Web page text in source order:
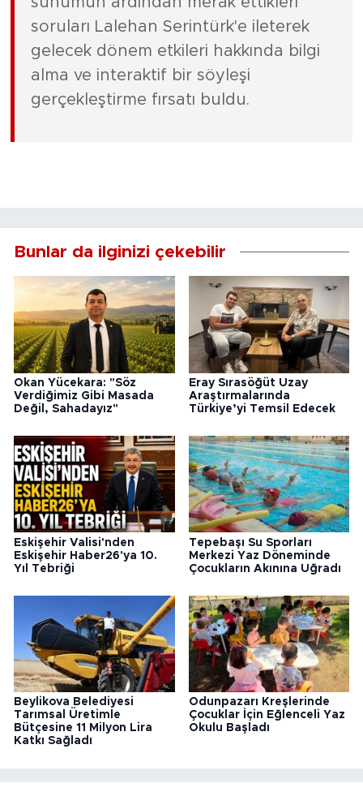
soruları Lalehan Serintürk'e ileterek
gelecek dönem etkileri hakkında bilgi
alma ve interaktif bir söyleşi
gerçekleştirme fırsatı buldu.
Bunlar da ilginizi çekebilir
Okan Yücekara: "Söz
Verdiğimiz Gibi Masada
Değil, Sahadayız"
Eray Sırasöğüt Uzay
Araştırmalarında
Türkiye’yi Temsil Edecek
Eskişehir Valisi'nden
Eskişehir Haber26'ya 10.
Yıl Tebriği
Tepebaşı Su Sporları
Merkezi Yaz Döneminde
Çocukların Akınına Uğradı
Beylikova Belediyesi
Tarımsal Üretimle
Bütçesine 11 Milyon Lira
Katkı Sağladı
Odunpazarı Kreşlerinde
Çocuklar İçin Eğlenceli Yaz
Okulu Başladı